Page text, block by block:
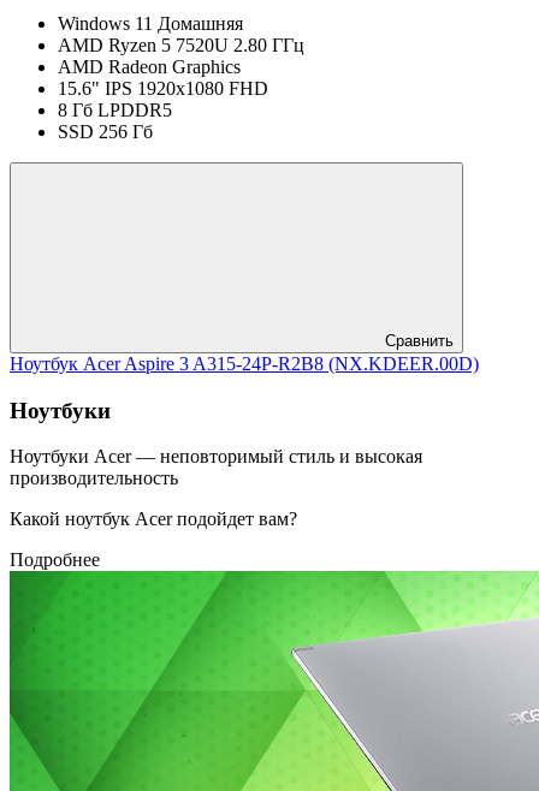
Windows 11 Домашняя
AMD Ryzen 5 7520U 2.80 ГГц
AMD Radeon Graphics
15.6" IPS 1920x1080 FHD
8 Гб LPDDR5
SSD 256 Гб
Сравнить
Ноутбук Acer Aspire 3 A315-24P-R2B8 (NX.KDEER.00D)
Ноутбуки
Ноутбуки Acer — неповторимый стиль и высокая
производительность
Какой ноутбук Acer подойдет вам?
Подробнее